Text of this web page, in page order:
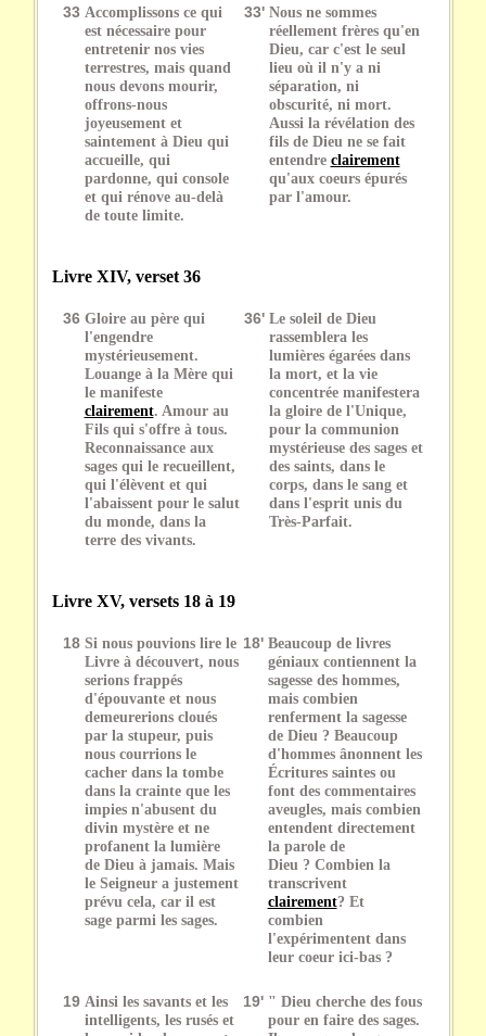
33 Accomplissons ce qui
est nécessaire pour
entretenir nos vies
terrestres, mais quand
nous devons mourir,
offrons-nous
joyeusement et
saintement à Dieu qui
accueille, qui
pardonne, qui console
et qui rénove au-delà
de toute limite.
33' Nous ne sommes
réellement frères qu'en
Dieu, car c'est le seul
lieu où il n'y a ni
séparation, ni
obscurité, ni mort.
Aussi la révélation des
fils de Dieu ne se fait
entendre clairement
qu'aux coeurs épurés
par l'amour.
Livre XIV, verset 36
36 Gloire au père qui
l'engendre
mystérieusement.
Louange à la Mère qui
le manifeste
clairement. Amour au
Fils qui s'offre à tous.
Reconnaissance aux
sages qui le recueillent,
qui l'élèvent et qui
l'abaissent pour le salut
du monde, dans la
terre des vivants.
36' Le soleil de Dieu
rassemblera les
lumières égarées dans
la mort, et la vie
concentrée manifestera
la gloire de l'Unique,
pour la communion
mystérieuse des sages et
des saints, dans le
corps, dans le sang et
dans l'esprit unis du
Très-Parfait.
Livre XV, versets 18 à 19
18 Si nous pouvions lire le
Livre à découvert, nous
serions frappés
d'épouvante et nous
demeurerions cloués
par la stupeur, puis
nous courrions le
cacher dans la tombe
dans la crainte que les
impies n'abusent du
divin mystère et ne
profanent la lumière
de Dieu à jamais. Mais
le Seigneur a justement
prévu cela, car il est
sage parmi les sages.
18' Beaucoup de livres
géniaux contiennent la
sagesse des hommes,
mais combien
renferment la sagesse
de Dieu ? Beaucoup
d'hommes ânonnent les
Écritures saintes ou
font des commentaires
aveugles, mais combien
entendent directement
la parole de
Dieu ? Combien la
transcrivent
clairement? Et
combien
l'expérimentent dans
leur coeur ici-bas ?
19 Ainsi les savants et les
intelligents, les rusés et
19' " Dieu cherche des fous
pour en faire des sages.